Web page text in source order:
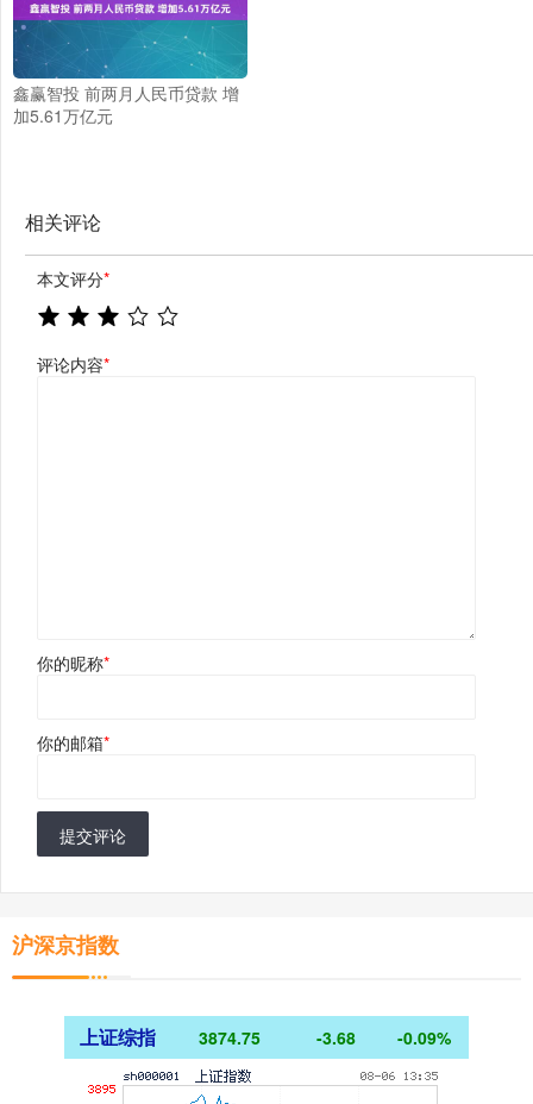
鑫赢智投 前两月人民币贷款 增
加5.61万亿元
相关评论
本文评分*
评论内容*
你的昵称*
你的邮箱*
提交评论
沪深京指数
上证综指 3874.75 -3.68 -0.09%